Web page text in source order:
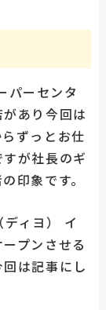
パーセンタ
あり今回は
ずっとお仕
が社長のギ
印象です。
ィヨ） イ
プンさせる
は記事にし